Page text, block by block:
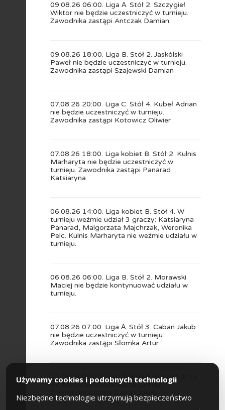
09.08.26 06:00. Liga А. Stół 2. Szczygieł
Wiktor nie będzie uczestniczyć w turnieju.
Zawodnika zastąpi Antczak Damian
09.08.26 18:00. Liga B. Stół 2. Jaskólski
Paweł nie będzie uczestniczyć w turnieju.
Zawodnika zastąpi Szajewski Damian
07.08.26 20:00. Liga C. Stół 4. Kubeł Adrian
nie będzie uczestniczyć w turnieju.
Zawodnika zastąpi Kotowicz Oliwier
07.08.26 18:00. Liga kobiet B. Stół 2. Kulnis
Marharyta nie będzie uczestniczyć w
turnieju. Zawodnika zastąpi Panarad
Katsiaryna
06.08.26 14:00. Liga kobiet B. Stół 4. W
turnieju weźmie udział 3 graczy: Katsiaryna
Panarad, Malgorzata Majchrzak, Weronika
Pelc. Kulnis Marharyta nie weźmie udziału w
turnieju.
06.08.26 06:00. Liga B. Stół 2. Morawski
Maciej nie będzie kontynuować udziału w
turnieju.
07.08.26 07:00. Liga А. Stół 3. Caban Jakub
nie będzie uczestniczyć w turnieju.
Zawodnika zastąpi Słomka Artur
07.08.26 02:00. Liga А. Stół 4. Słomka Artur
nie będzie uczestniczyć w turnieju.
Używamy cookies i podobnych technologii
Niezbędne technologie utrzymują bezpieczeństwo